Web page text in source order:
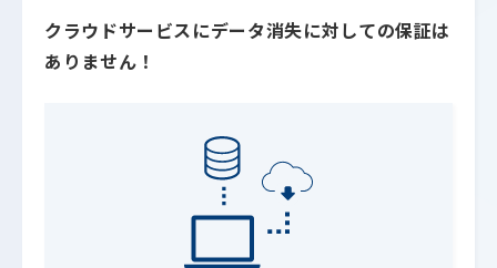
クラウドサービスにデータ消失に対しての保証は
ありません！